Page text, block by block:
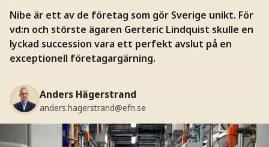
Nibe är ett av de företag som gör Sverige unikt. För
vd:n och störste ägaren Gerteric Lindquist skulle en
lyckad succession vara ett perfekt avslut på en
exceptionell företagargärning.
Anders Hägerstrand
anders.hagerstrand@efn.se